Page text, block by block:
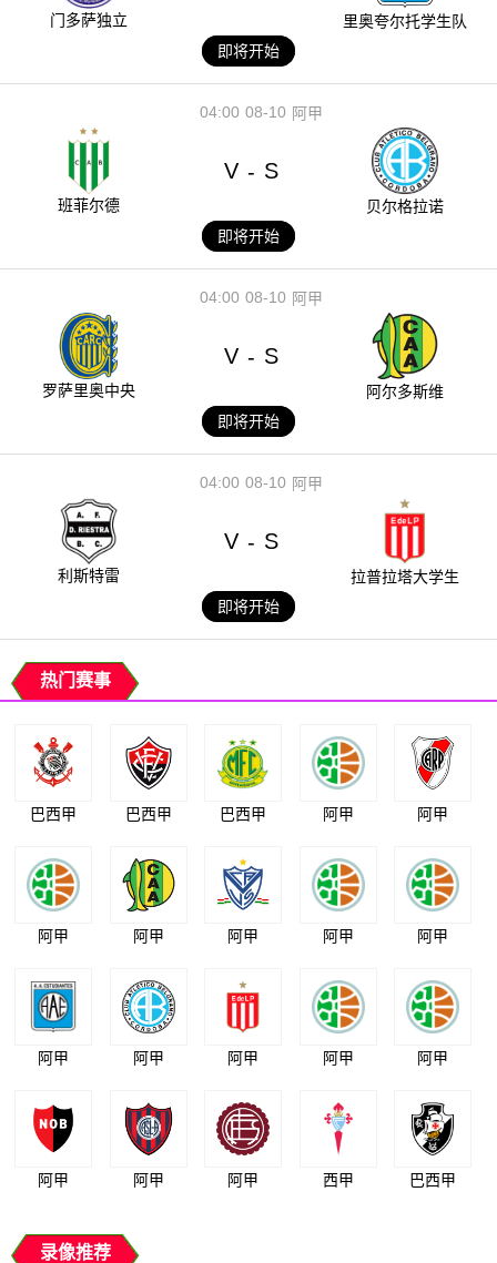
门多萨独立
里奥夸尔托学生队
即将开始
08-10
04:00 阿甲
班菲尔德
V - S
贝尔格拉诺
即将开始
08-10
04:00 阿甲
罗萨里奥中央
V - S
阿尔多斯维
即将开始
08-10
04:00 阿甲
利斯特雷
V - S
拉普拉塔大学生
即将开始
热门赛事
巴西甲 巴西甲 巴西甲 阿甲 阿甲
阿甲 阿甲 阿甲 阿甲 阿甲
阿甲 阿甲 阿甲 阿甲 阿甲
阿甲 阿甲 阿甲 西甲 巴西甲
录像推荐